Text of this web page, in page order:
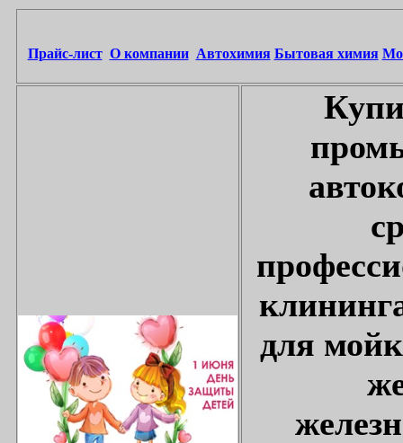
Прайс-лист О компании Автохимия Бытовая химия
для